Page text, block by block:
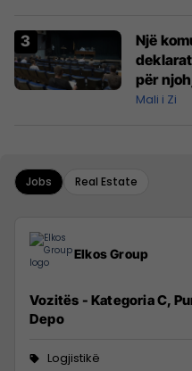
Një
për
Mali i Zi
Jobs Real Estate
Elkos Group
Vozitës - Kategoria C,
Depo
Logjistikë